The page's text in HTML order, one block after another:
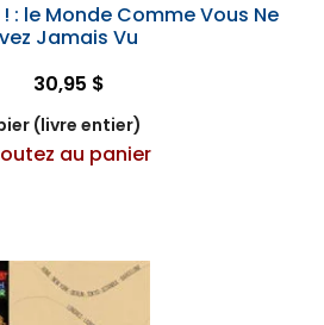
: le Monde Comme Vous Ne
Jamais Vu
30,95 $
(livre entier)
au panier